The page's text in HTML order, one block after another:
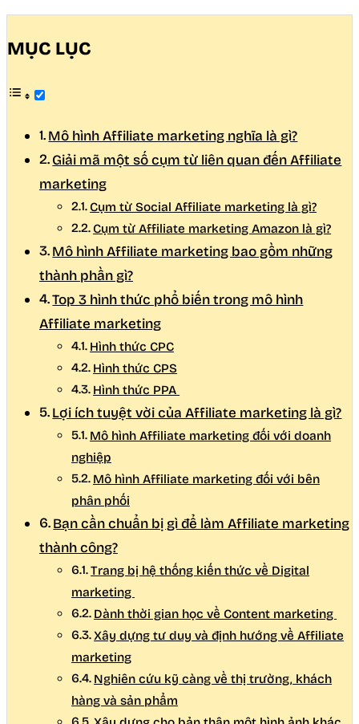
MỤC LỤC
Mô hình Affiliate marketing nghĩa là gì?
Giải mã một số cụm từ liên quan đến Affiliate
marketing
Cụm từ Social Affiliate marketing là gì?
Cụm từ Affiliate marketing Amazon là gì?
Mô hình Affiliate marketing bao gồm những
thành phần gì?
Top 3 hình thức phổ biến trong mô hình
Affiliate marketing
Hình thức CPC
Hình thức CPS
Hình thức PPA
Lợi ích tuyệt vời của Affiliate marketing là gì?
Mô hình Affiliate marketing đối với doanh
nghiệp
Mô hình Affiliate marketing đối với bên
phân phối
Bạn cần chuẩn bị gì để làm Affiliate marketing
thành công?
Trang bị hệ thống kiến thức về Digital
marketing
Dành thời gian học về Content marketing
Xây dựng tư duy và định hướng về Affiliate
marketing
Nghiên cứu kỹ càng về thị trường, khách
hàng và sản phẩm